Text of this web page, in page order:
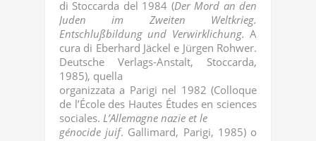
di Stoccarda del 1984 (Der Mord an den
Juden im Zweiten Weltkrieg.
Entschlußbildung und Verwirklichung. A
cura di Eberhard Jäckel e Jürgen Rohwer.
Deutsche Verlags-Anstalt, Stoccarda,
1985), quella
organizzata a Parigi nel 1982 (Colloque
de l’École des Hautes Études en sciences
sociales. L’Allemagne nazie et le
génocide juif. Gallimard, Parigi, 1985) o